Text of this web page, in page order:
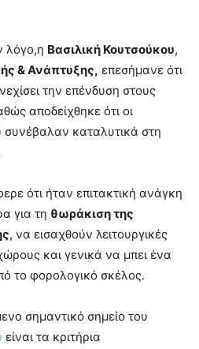
λόγο,η Βασιλική Κουτσούκου,
& Ανάπτυξης, επεσήμανε ότι
την επένδυση στους
αποδείχθηκε ότι οι
συνέβαλαν καταλυτικά στη
ότι ήταν επιτακτική ανάγκη
για τη θωράκιση της
, να εισαχθούν λειτουργικές
και γενικά να μπει ένα
το φορολογικό σκέλος.
σημαντικό σημείο του
είναι τα κριτήρια